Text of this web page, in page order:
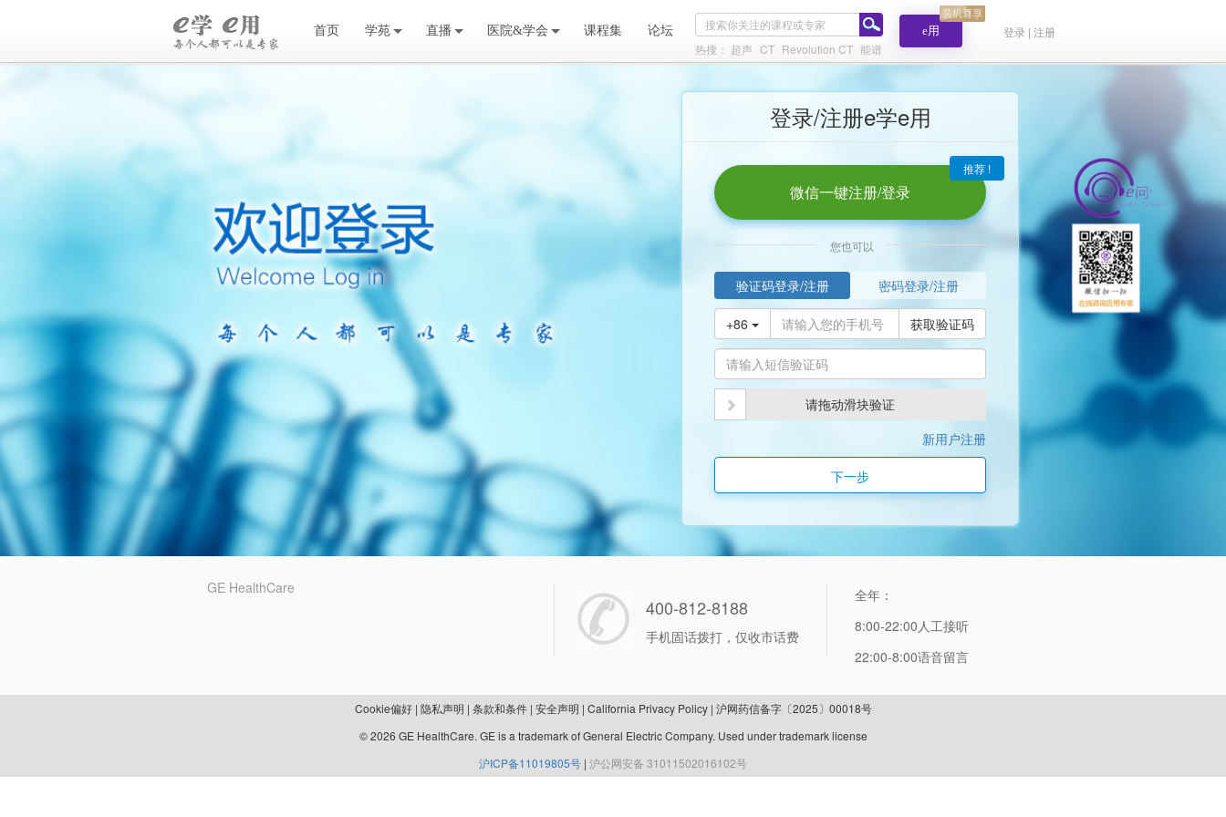
登录 | 注册
e用
热搜： 超声 CT Revolution CT 能谱
首页 学苑 直播 医院&学会 课程集 论坛
登录/注册e学e用
推荐 !
微信一键注册/登录
您也可以
验证码登录/注册 密码登录/注册
+86 获取验证码
请拖动滑块验证
新用户注册
下一步
GE HealthCare
400-812-8188
手机固话拨打，仅收市话费
全年：
8:00-22:00人工接听
22:00-8:00语音留言
Cookie偏好| 隐私声明 | 条款和条件| 安全声明 | California Privacy Policy| 沪网药信备字〔2025〕00018号
© 2026 GE HealthCare. GE is a trademark of General Electric Company. Used under trademark license
沪ICP备11019805号 | 沪公网安备 31011502016102号